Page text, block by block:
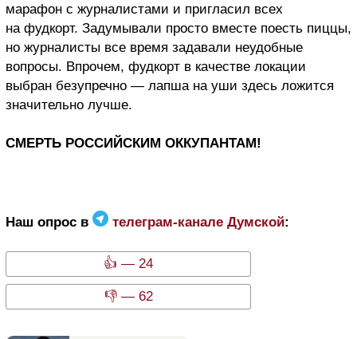
марафон с журналистами и пригласил всех
на фудкорт. Задумывали просто вместе поесть пиццы,
но журналисты все время задавали неудобные
вопросы. Впрочем, фудкорт в качестве локации
выбран безупречно — лапша на уши здесь ложится
значительно лучше.
СМЕРТЬ РОССИЙСКИМ ОККУПАНТАМ!
Наш опрос в телеграм-канале Думской:
👍 — 24
👎 — 62